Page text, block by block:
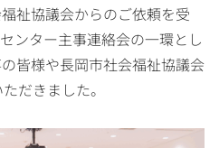
祉協議会からのご依頼を受
ンター主事連絡会の一環とし
皆様や長岡市社会福祉協議会
だきました。